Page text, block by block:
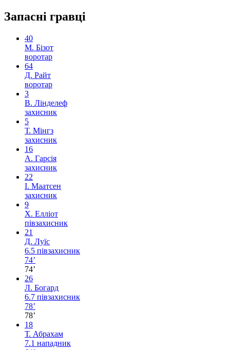
Запасні гравці
40
М. Бізот
воротар
64
Д. Райт
воротар
3
В. Лінделеф
захисник
5
Т. Мінгз
захисник
16
А. Гарсія
захисник
22
І. Маатсен
захисник
9
Х. Елліот
півзахисник
21
Д. Луїс
6.5 півзахисник
74’
74’
26
Л. Богард
6.7 півзахисник
78’
78’
18
Т. Абрахам
7.1 нападник